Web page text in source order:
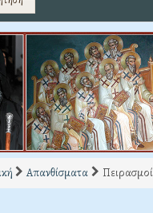
Απανθίσματα Πειρασμοί